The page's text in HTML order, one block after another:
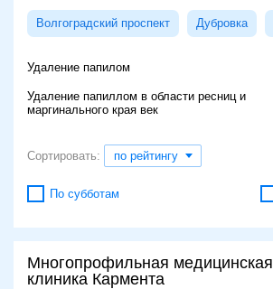
Волгоградский проспект Дубровка
Удаление папилом
Удаление папиллом в области ресниц и
маргинального края век
Сортировать: по рейтингу
По субботам
Многопрофильная медицинская
клиника Кармента